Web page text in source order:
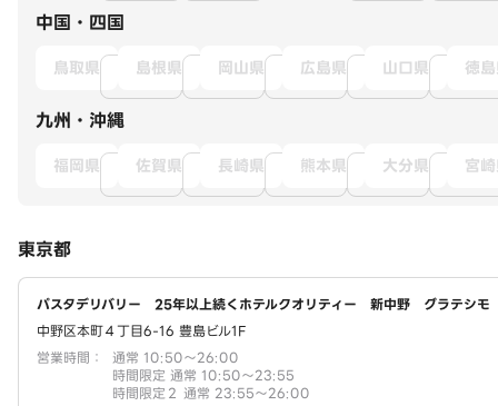
中国・四国
鳥取県 島根県 岡山県 広島県 山口県 徳
九州・沖縄
福岡県 佐賀県 長崎県 熊本県 大分県 宮
東京都
パスタデリバリー 25年以上続くホテルクオリティー 新中野 グラテシモ
中野区本町４丁目6-16 豊島ビル1F
営業時間 ：
通常 10:50～26:00
時間限定 通常 10:50～23:55
時間限定２ 通常 23:55～26:00